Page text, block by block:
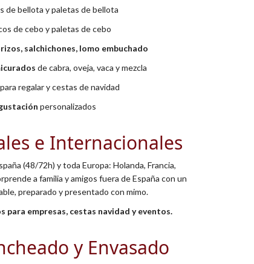
de bellota y paletas de bellota
de cebo y paletas de cebo
salchichones, lomo embuchado
de cabra, oveja, vaca y mezcla
para regalar y cestas de navidad
personalizados
e Internacionales
(48/72h) y toda Europa: Holanda, Francia,
a familia y amigos fuera de España con un
preparado y presentado con mimo.
para empresas, cestas navidad y eventos.
y Envasado